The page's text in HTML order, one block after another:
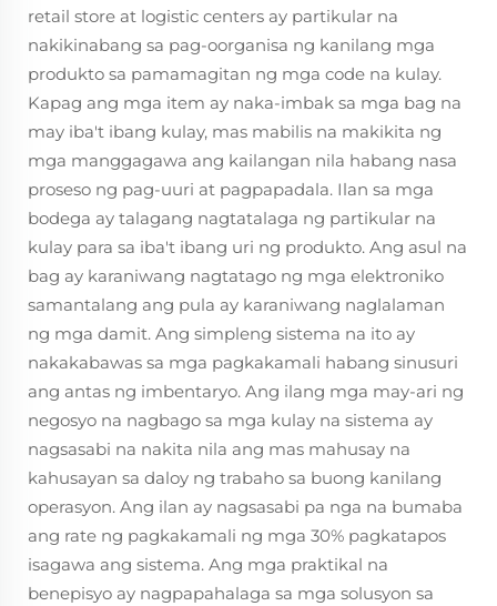
retail store at logistic centers ay partikular na
nakikinabang sa pag-oorganisa ng kanilang mga
produkto sa pamamagitan ng mga code na kulay.
Kapag ang mga item ay naka-imbak sa mga bag na
may iba't ibang kulay, mas mabilis na makikita ng
mga manggagawa ang kailangan nila habang nasa
proseso ng pag-uuri at pagpapadala. Ilan sa mga
bodega ay talagang nagtatalaga ng partikular na
kulay para sa iba't ibang uri ng produkto. Ang asul na
bag ay karaniwang nagtatago ng mga elektroniko
samantalang ang pula ay karaniwang naglalaman
ng mga damit. Ang simpleng sistema na ito ay
nakakabawas sa mga pagkakamali habang sinusuri
ang antas ng imbentaryo. Ang ilang mga may-ari ng
negosyo na nagbago sa mga kulay na sistema ay
nagsasabi na nakita nila ang mas mahusay na
kahusayan sa daloy ng trabaho sa buong kanilang
operasyon. Ang ilan ay nagsasabi pa nga na bumaba
ang rate ng pagkakamali ng mga 30% pagkatapos
isagawa ang sistema. Ang mga praktikal na
benepisyo ay nagpapahalaga sa mga solusyon sa